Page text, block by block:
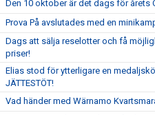
Den 10 oktober är det dags för årets
Prova På avslutades med en
Dags att sälja reselotter och få
priser!
Elias stod för ytterligare en
JÄTTESTÖT!
Vad händer med Wärnamo